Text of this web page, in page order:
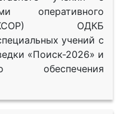
оперативного
ОДКБ
учений с
«Поиск-2026» и
обеспечения